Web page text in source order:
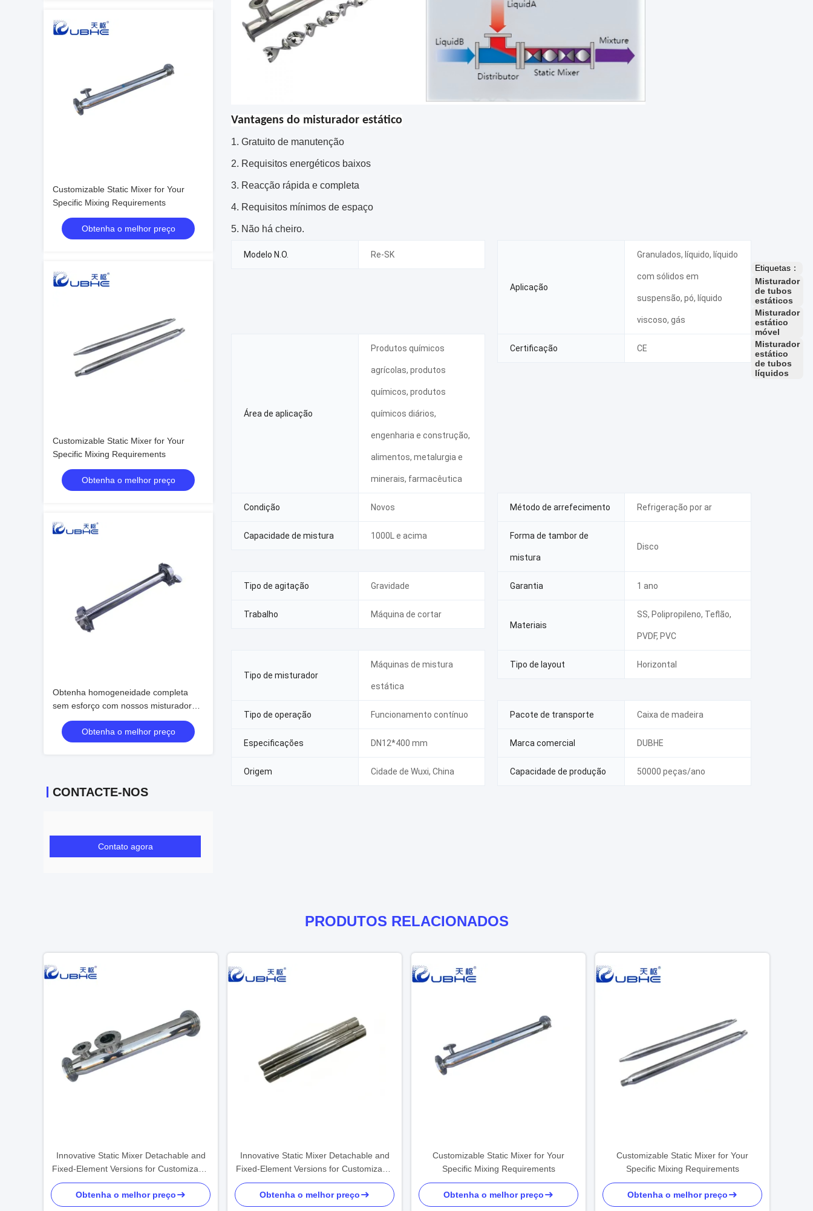
Customizable Static Mixer for Your
Specific Mixing Requirements
Obtenha o melhor preço
Customizable Static Mixer for Your
Specific Mixing Requirements
Obtenha o melhor preço
Obtenha homogeneidade completa
sem esforço com nossos misturadores
estáticos mesmo com relações de
viscosidade desafiadoras ou condições
de baixo fluxo
Obtenha o melhor preço
CONTACTE-NOS
Contato agora
Vantagens do misturador estático
Gratuito de manutenção
Requisitos energéticos baixos
Reacção rápida e completa
Requisitos mínimos de espaço
Não há cheiro.
Modelo N.O. Re-SK
Aplicação
Granulados, líquido, líquido
com sólidos em
suspensão, pó, líquido
viscoso, gás
Área de aplicação
Produtos químicos
agrícolas, produtos
químicos, produtos
químicos diários,
engenharia e construção,
alimentos, metalurgia e
minerais, farmacêutica
Certificação CE
Condição Novos Método de arrefecimento Refrigeração por ar
Capacidade de mistura 1000L e acima Forma de tambor de
mistura
Disco
Tipo de agitação Gravidade Garantia 1 ano
Trabalho
Máquina de cortar
Materiais
SS, Polipropileno, Teflão,
PVDF, PVC
Tipo de misturador
Máquinas de mistura
estática
Tipo de layout Horizontal
Tipo de operação Funcionamento contínuo Pacote de transporte Caixa de madeira
Especificações DN12*400 mm Marca comercial DUBHE
Origem Cidade de Wuxi, China Capacidade de produção 50000 peças/ano
Etiquetas：
Misturador
de tubos
estáticos
Misturador
estático
móvel
Misturador
estático
de tubos
líquidos
PRODUTOS RELACIONADOS
Innovative Static Mixer Detachable and
Fixed-Element Versions for Customizable
Surface Treatment
Obtenha o melhor preço
Innovative Static Mixer Detachable and
Fixed-Element Versions for Customizable
Surface Treatment
Obtenha o melhor preço
Customizable Static Mixer for Your
Specific Mixing Requirements
Obtenha o melhor preço
Customizable Static Mixer for Your
Specific Mixing Requirements
Obtenha o melhor preço